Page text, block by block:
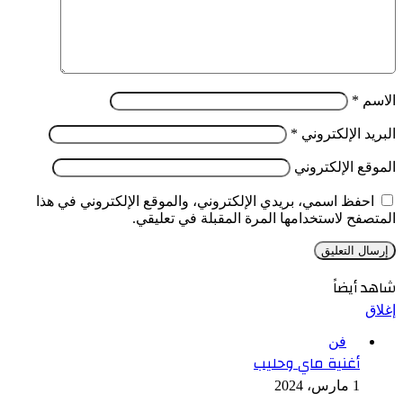
الاسم *
البريد الإلكتروني *
الموقع الإلكتروني
احفظ اسمي، بريدي الإلكتروني، والموقع الإلكتروني في هذا
المتصفح لاستخدامها المرة المقبلة في تعليقي.
شاهد أيضاً
إغلاق
فن
أغنية ماي وحليب
1 مارس، 2024